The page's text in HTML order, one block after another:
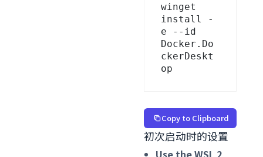
winget
install -
e --id
Docker.Do
ckerDeskt
op
Copy to Clipboard
初次启动时的设置
Use the WSL 2